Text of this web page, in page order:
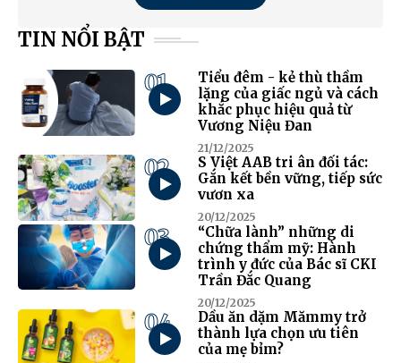
TIN NỔI BẬT
01
Tiểu đêm - kẻ thù thầm
lặng của giấc ngủ và cách
khắc phục hiệu quả từ
Vương Niệu Đan
21/12/2025
02
S Việt AAB tri ân đối tác:
Gắn kết bền vững, tiếp sức
vươn xa
20/12/2025
03
“Chữa lành” những di
chứng thẩm mỹ: Hành
trình y đức của Bác sĩ CKI
Trần Đắc Quang
20/12/2025
04
Dầu ăn dặm Mămmy trở
thành lựa chọn ưu tiên
của mẹ bỉm?